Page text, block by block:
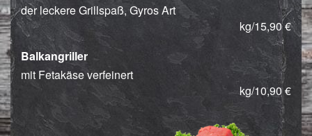
der leckere Grillspaß, Gyros Art
kg/15,90 €
Balkangriller
mit Fetakäse verfeinert
kg/10,90 €